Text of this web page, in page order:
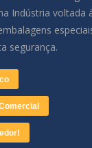
Indústria voltada
segurança.